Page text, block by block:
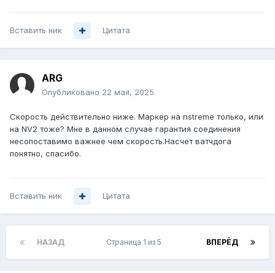
Вставить ник Цитата
ARG
Опубликовано 22 мая, 2025
Cкорость действительно ниже. Маркер на nstreme только, или
на NV2 тоже? Мне в данном случае гарантия соединения
несопоставимо важнее чем скорость.Насчет ватчдога
понятно, спасибо.
Вставить ник Цитата
НАЗАД ВПЕРЁД
Страница 1 из 5